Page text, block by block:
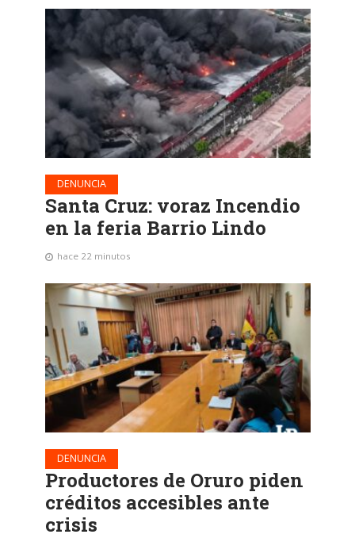
DENUNCIA
Santa Cruz: voraz Incendio
en la feria Barrio Lindo
hace 22 minutos
DENUNCIA
Productores de Oruro piden
créditos accesibles ante
crisis